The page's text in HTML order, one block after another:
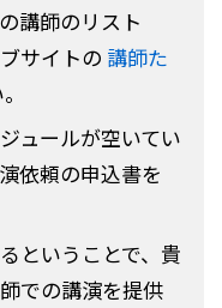
講師のリスト
サイトの 講師た
ュールが空いてい
依頼の申込書を
ということで、貴
での講演を提供